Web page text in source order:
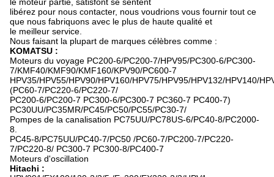
libérez pour nous contacter, nous voudrions vous fournir tout ce
que nous fabriquons avec le plus de haute qualité et
le meilleur service.
Nous faisant la plupart de marques célèbres comme :
KOMATSU :
Moteurs du voyage PC200-6/PC200-7/HPV95/PC300-6/PC300-
7/KMF40/KMF90/KMF160/KPV90/PC600-7
HPV35/HPV55/HPV90/HPV160/HPV75/HPV95/HPV132/HPV140/
(PC60-7/PC220-6/PC220-7/
PC200-6/PC200-7 PC300-6/PC300-7 PC360-7 PC400-7)
PC30UU/PC35MR/PC45/PC50/PC55/PC30-7/
Pompes de la canalisation PC75UU/PC78US-6/PC40-8/PC2000-
8.
PC45-8/PC75UU/PC40-7/PC50 /PC60-7/PC200-7/PC220-
7/PC220-8/ PC300-7 PC300-8/PC400-7
Moteurs d'oscillation
Hitachi :